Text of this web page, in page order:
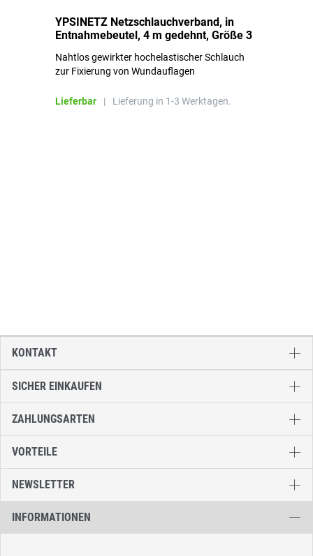
YPSINETZ Netzschlauchverband, in
Entnahmebeutel, 4 m gedehnt, Größe 3
Nahtlos gewirkter hochelastischer Schlauch
zur Fixierung von Wundauflagen
Lieferbar | Lieferung in 1-3 Werktagen.
SICHER EINKAUFEN
ZAHLUNGSARTEN
VORTEILE
NEWSLETTER
INFORMATIONEN
KONTAKT